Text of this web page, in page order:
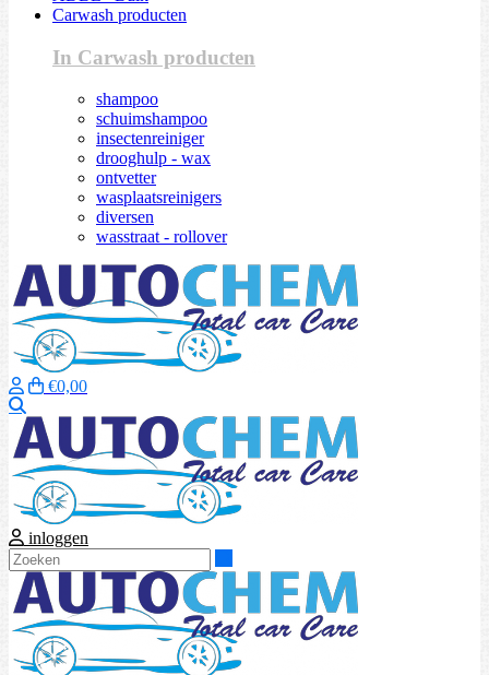
Carwash producten
In Carwash producten
shampoo
schuimshampoo
insectenreiniger
drooghulp - wax
ontvetter
wasplaatsreinigers
diversen
wasstraat - rollover
€0,00
inloggen